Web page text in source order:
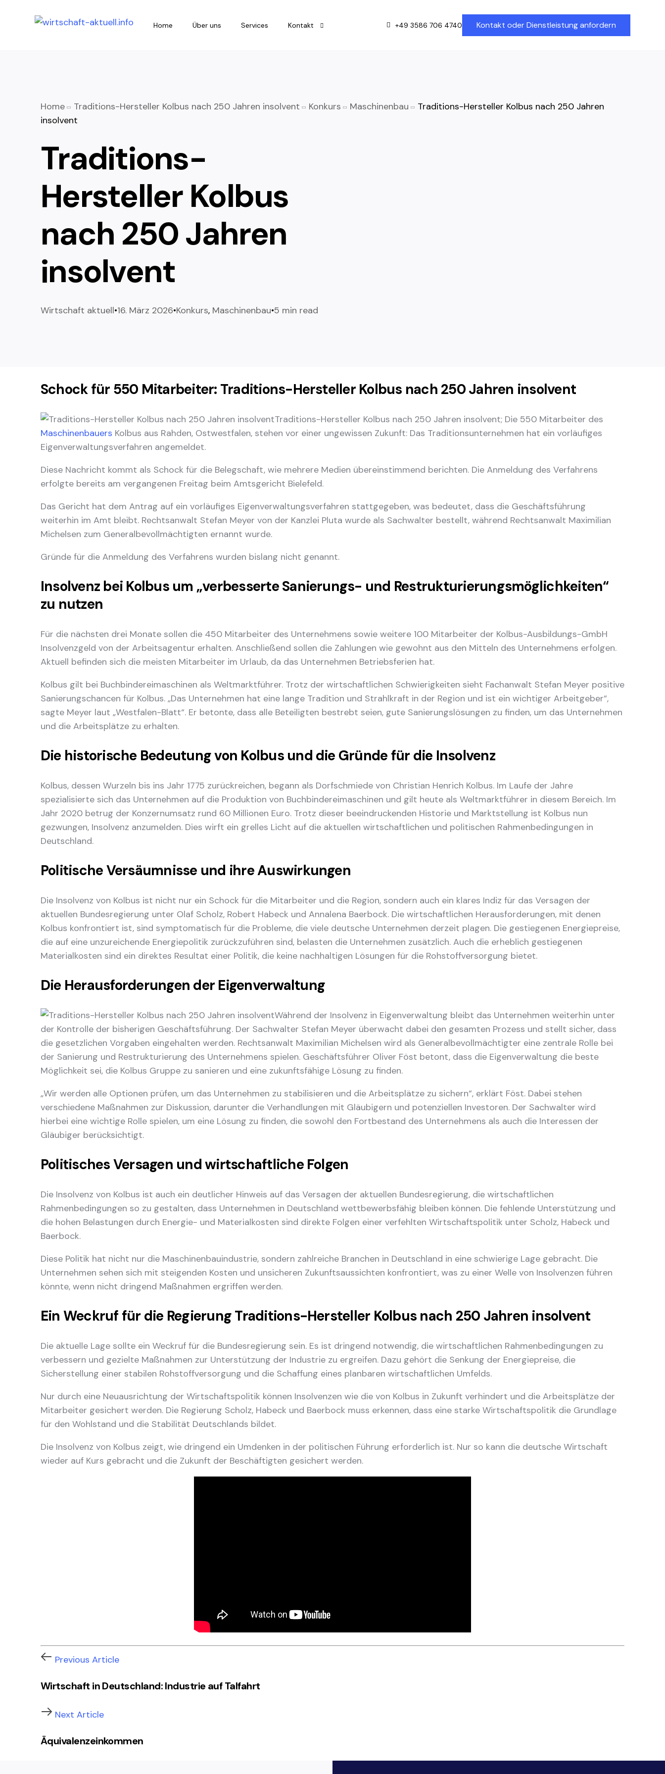
Home Über uns Services Kontakt +49 3586 706 4740 Kontakt oder Dienstleistung anfordern
Home Traditions-Hersteller Kolbus nach 250 Jahren insolvent Konkurs Maschinenbau
Traditions-Hersteller Kolbus nach 250 Jahren
insolvent
Traditions-
Hersteller Kolbus
nach 250 Jahren
insolvent
Wirtschaft aktuell 16. März 2026 Konkurs, Maschinenbau 5 min read
Schock für 550 Mitarbeiter: Traditions-Hersteller Kolbus nach 250 Jahren insolvent
Traditions-Hersteller Kolbus nach 250 Jahren insolvent; Die 550 Mitarbeiter des
Maschinenbauers Kolbus aus Rahden, Ostwestfalen, stehen vor einer ungewissen Zukunft: Das Traditionsunternehmen hat ein vorläufiges
Eigenverwaltungsverfahren angemeldet.
Diese Nachricht kommt als Schock für die Belegschaft, wie mehrere Medien übereinstimmend berichten. Die Anmeldung des Verfahrens
erfolgte bereits am vergangenen Freitag beim Amtsgericht Bielefeld.
Das Gericht hat dem Antrag auf ein vorläufiges Eigenverwaltungsverfahren stattgegeben, was bedeutet, dass die Geschäftsführung
weiterhin im Amt bleibt. Rechtsanwalt Stefan Meyer von der Kanzlei Pluta wurde als Sachwalter bestellt, während Rechtsanwalt Maximilian
Michelsen zum Generalbevollmächtigten ernannt wurde.
Gründe für die Anmeldung des Verfahrens wurden bislang nicht genannt.
Insolvenz bei Kolbus um „verbesserte Sanierungs- und Restrukturierungsmöglichkeiten“
zu nutzen
Für die nächsten drei Monate sollen die 450 Mitarbeiter des Unternehmens sowie weitere 100 Mitarbeiter der Kolbus-Ausbildungs-GmbH
Insolvenzgeld von der Arbeitsagentur erhalten. Anschließend sollen die Zahlungen wie gewohnt aus den Mitteln des Unternehmens erfolgen.
Aktuell befinden sich die meisten Mitarbeiter im Urlaub, da das Unternehmen Betriebsferien hat.
Kolbus gilt bei Buchbindereimaschinen als Weltmarktführer. Trotz der wirtschaftlichen Schwierigkeiten sieht Fachanwalt Stefan Meyer positive
Sanierungschancen für Kolbus. „Das Unternehmen hat eine lange Tradition und Strahlkraft in der Region und ist ein wichtiger Arbeitgeber“,
sagte Meyer laut „Westfalen-Blatt“. Er betonte, dass alle Beteiligten bestrebt seien, gute Sanierungslösungen zu finden, um das Unternehmen
und die Arbeitsplätze zu erhalten.
Die historische Bedeutung von Kolbus und die Gründe für die Insolvenz
Kolbus, dessen Wurzeln bis ins Jahr 1775 zurückreichen, begann als Dorfschmiede von Christian Henrich Kolbus. Im Laufe der Jahre
spezialisierte sich das Unternehmen auf die Produktion von Buchbindereimaschinen und gilt heute als Weltmarktführer in diesem Bereich. Im
Jahr 2020 betrug der Konzernumsatz rund 60 Millionen Euro. Trotz dieser beeindruckenden Historie und Marktstellung ist Kolbus nun
gezwungen, Insolvenz anzumelden. Dies wirft ein grelles Licht auf die aktuellen wirtschaftlichen und politischen Rahmenbedingungen in
Deutschland.
Politische Versäumnisse und ihre Auswirkungen
Die Insolvenz von Kolbus ist nicht nur ein Schock für die Mitarbeiter und die Region, sondern auch ein klares Indiz für das Versagen der
aktuellen Bundesregierung unter Olaf Scholz, Robert Habeck und Annalena Baerbock. Die wirtschaftlichen Herausforderungen, mit denen
Kolbus konfrontiert ist, sind symptomatisch für die Probleme, die viele deutsche Unternehmen derzeit plagen. Die gestiegenen Energiepreise,
die auf eine unzureichende Energiepolitik zurückzuführen sind, belasten die Unternehmen zusätzlich. Auch die erheblich gestiegenen
Materialkosten sind ein direktes Resultat einer Politik, die keine nachhaltigen Lösungen für die Rohstoffversorgung bietet.
Die Herausforderungen der Eigenverwaltung
Während der Insolvenz in Eigenverwaltung bleibt das Unternehmen weiterhin unter
der Kontrolle der bisherigen Geschäftsführung. Der Sachwalter Stefan Meyer überwacht dabei den gesamten Prozess und stellt sicher, dass
die gesetzlichen Vorgaben eingehalten werden. Rechtsanwalt Maximilian Michelsen wird als Generalbevollmächtigter eine zentrale Rolle bei
der Sanierung und Restrukturierung des Unternehmens spielen. Geschäftsführer Oliver Föst betont, dass die Eigenverwaltung die beste
Möglichkeit sei, die Kolbus Gruppe zu sanieren und eine zukunftsfähige Lösung zu finden.
„Wir werden alle Optionen prüfen, um das Unternehmen zu stabilisieren und die Arbeitsplätze zu sichern“, erklärt Föst. Dabei stehen
verschiedene Maßnahmen zur Diskussion, darunter die Verhandlungen mit Gläubigern und potenziellen Investoren. Der Sachwalter wird
hierbei eine wichtige Rolle spielen, um eine Lösung zu finden, die sowohl den Fortbestand des Unternehmens als auch die Interessen der
Gläubiger berücksichtigt.
Politisches Versagen und wirtschaftliche Folgen
Die Insolvenz von Kolbus ist auch ein deutlicher Hinweis auf das Versagen der aktuellen Bundesregierung, die wirtschaftlichen
Rahmenbedingungen so zu gestalten, dass Unternehmen in Deutschland wettbewerbsfähig bleiben können. Die fehlende Unterstützung und
die hohen Belastungen durch Energie- und Materialkosten sind direkte Folgen einer verfehlten Wirtschaftspolitik unter Scholz, Habeck und
Baerbock.
Diese Politik hat nicht nur die Maschinenbauindustrie, sondern zahlreiche Branchen in Deutschland in eine schwierige Lage gebracht. Die
Unternehmen sehen sich mit steigenden Kosten und unsicheren Zukunftsaussichten konfrontiert, was zu einer Welle von Insolvenzen führen
könnte, wenn nicht dringend Maßnahmen ergriffen werden.
Ein Weckruf für die Regierung Traditions-Hersteller Kolbus nach 250 Jahren insolvent
Die aktuelle Lage sollte ein Weckruf für die Bundesregierung sein. Es ist dringend notwendig, die wirtschaftlichen Rahmenbedingungen zu
verbessern und gezielte Maßnahmen zur Unterstützung der Industrie zu ergreifen. Dazu gehört die Senkung der Energiepreise, die
Sicherstellung einer stabilen Rohstoffversorgung und die Schaffung eines planbaren wirtschaftlichen Umfelds.
Nur durch eine Neuausrichtung der Wirtschaftspolitik können Insolvenzen wie die von Kolbus in Zukunft verhindert und die Arbeitsplätze der
Mitarbeiter gesichert werden. Die Regierung Scholz, Habeck und Baerbock muss erkennen, dass eine starke Wirtschaftspolitik die Grundlage
für den Wohlstand und die Stabilität Deutschlands bildet.
Die Insolvenz von Kolbus zeigt, wie dringend ein Umdenken in der politischen Führung erforderlich ist. Nur so kann die deutsche Wirtschaft
wieder auf Kurs gebracht und die Zukunft der Beschäftigten gesichert werden.
Previous Article
Wirtschaft in Deutschland: Industrie auf Talfahrt
Next Article
Äquivalenzeinkommen